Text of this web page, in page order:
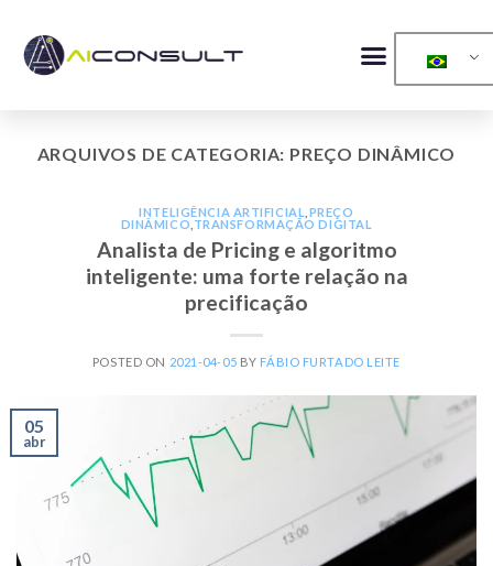
ARQUIVOS DE CATEGORIA: PREÇO DINÂMICO
INTELIGÊNCIA ARTIFICIAL PREÇO
DINÂMICO TRANSFORMAÇÃO DIGITAL
Analista de Pricing e algoritmo
inteligente: uma forte relação na
precificação
POSTED ON 2021-04-05 BY FÁBIO FURTADO LEITE
05
abr